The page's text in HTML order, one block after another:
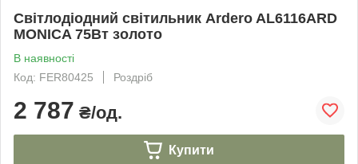
Світлодіодний світильник Ardero AL6116ARD
MONICA 75Вт золото
В наявності
Код: FER80425
Роздріб
2 787 ₴/од.
Купити